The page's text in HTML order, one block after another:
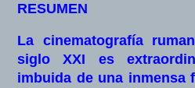
RESUMEN
La cinematografía
siglo XXI es
imbuida de una inmensa